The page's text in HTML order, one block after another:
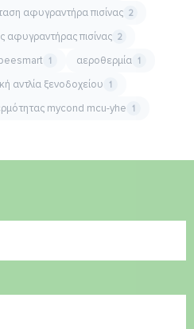
αφυγραντήρα πισίνας 2
αφυγραντήρας πισίνας 2
1 αεροθερμία 1
αντλία ξενοδοχείου 1
mycond mcu-yhe 1